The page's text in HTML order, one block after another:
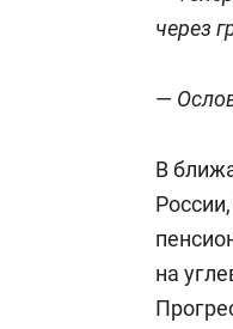
через
—
В
на